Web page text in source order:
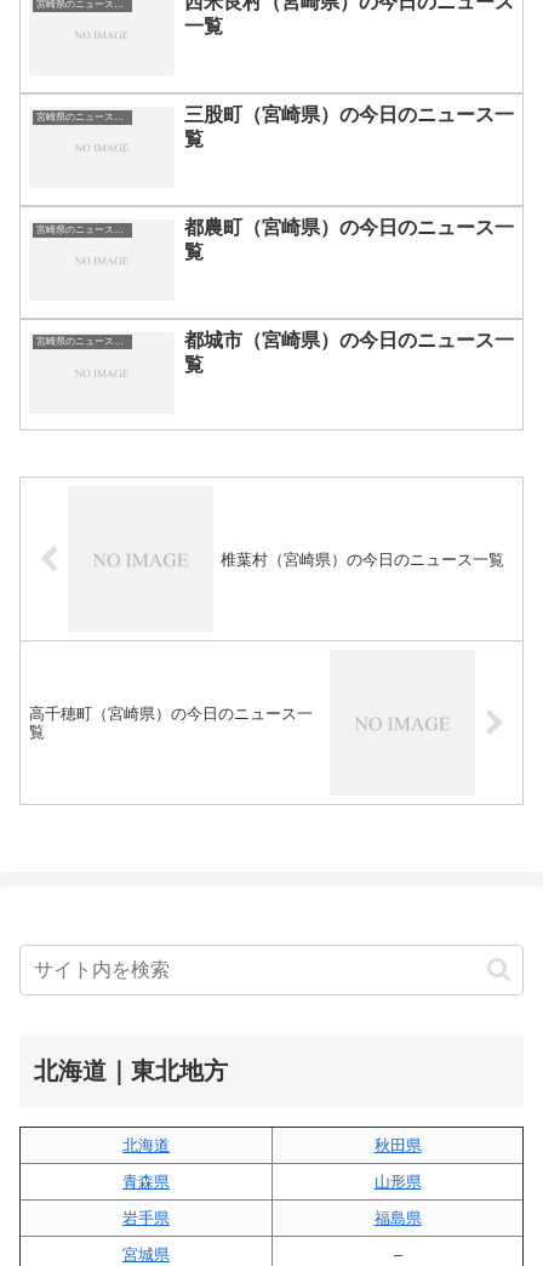
一覧
三股町（宮崎県）の今日のニュース一
覧
都農町（宮崎県）の今日のニュース一
覧
宮崎県のニュース一覧
都城市（宮崎県）の今日のニュース一
覧
椎葉村（宮崎県）の今日のニュース一覧
高千穂町（宮崎県）の今日のニュース一
覧
北海道｜東北地方
北海道
秋田県
青森県
山形県
岩手県
福島県
宮城県
–